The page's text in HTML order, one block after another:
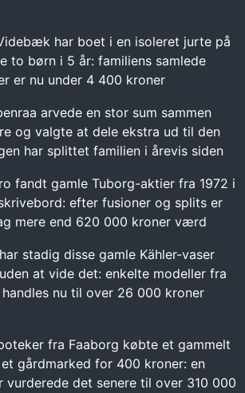
har boet i en isoleret jurte på
to børn i 5 år: familiens samlede
er nu under 4 400 kroner
arvede en stor sum sammen
og valgte at dele ekstra ud til den
har splittet familien i årevis siden
fandt gamle Tuborg-aktier fra 1972 i
efter fusioner og splits er
mere end 620 000 kroner værd
stadig disse gamle Kähler-vaser
at vide det: enkelte modeller fra
nu til over 26 000 kroner
fra Faaborg købte et gammelt
gårdmarked for 400 kroner: en
vurderede det senere til over 310 000